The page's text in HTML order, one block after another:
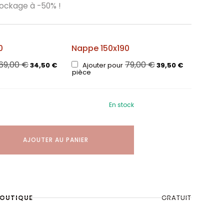
à -50% !
€34,50 €
Nappe 150x190
Ajouter pour 79,00€39,50 €
pièce
En stock
AJOUTER AU PANIER
GRATUIT